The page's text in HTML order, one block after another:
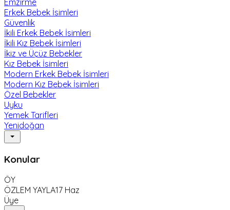
Erkek Bebek İsimleri
Güvenlik
İkili Erkek Bebek İsimleri
İkili Kız Bebek İsimleri
İkiz ve Üçüz Bebekler
Kız Bebek İsimleri
Modern Erkek Bebek İsimleri
Modern Kız Bebek İsimleri
Özel Bebekler
Uyku
Yemek Tarifleri
Yenidoğan
Konular
ÖY
ÖZLEM YAYLA17 Haz
Üye